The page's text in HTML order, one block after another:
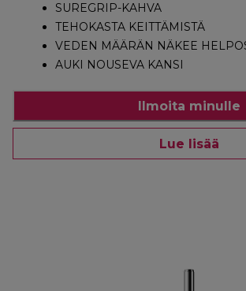
SUREGRIP-KAHVA
TEHOKASTA KEITTÄMISTÄ
VEDEN MÄÄRÄN NÄKEE
AUKI NOUSEVA KANSI
Ilmoita minulle
Lue lisää